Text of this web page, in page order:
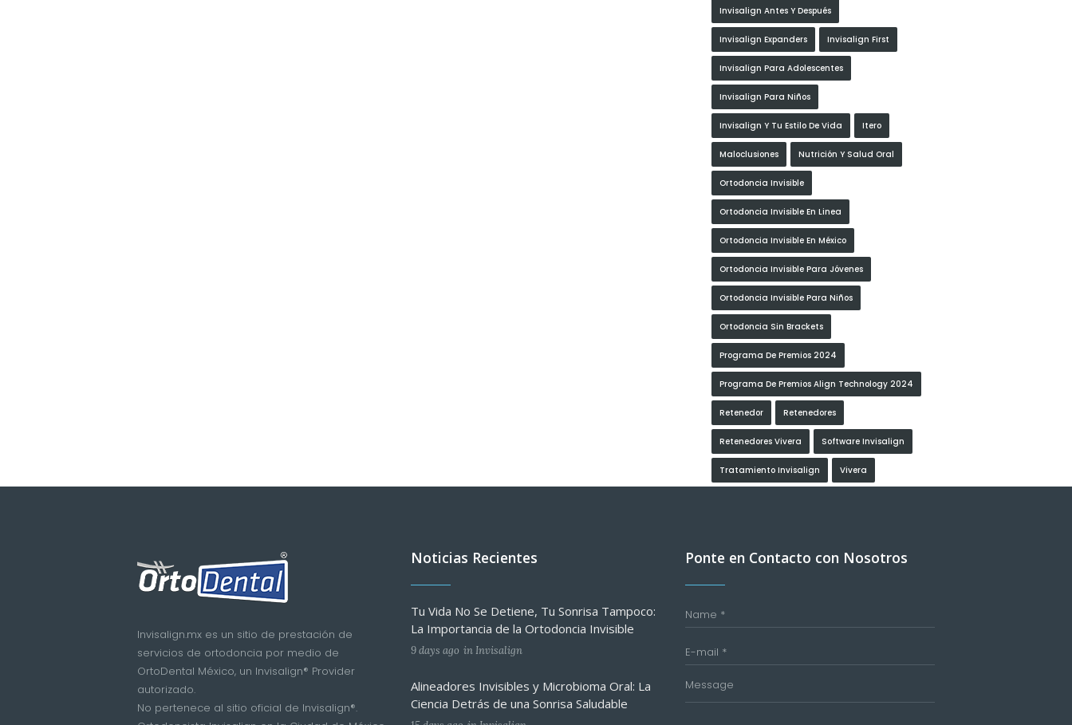
Invisalign Antes Y Después
Invisalign Expanders Invisalign First
Invisalign Para Adolescentes
Invisalign Para Niños
Invisalign Y Tu Estilo De Vida Itero
Maloclusiones Nutrición Y Salud Oral
Ortodoncia Invisible
Ortodoncia Invisible En Linea
Ortodoncia Invisible En México
Ortodoncia Invisible Para Jóvenes
Ortodoncia Invisible Para Niños
Ortodoncia Sin Brackets
Programa De Premios 2024
Programa De Premios Align Technology 2024
Retenedor Retenedores
Retenedores Vivera Software Invisalign
Tratamiento Invisalign Vivera
Invisalign.mx es un sitio de prestación de
servicios de ortodoncia por medio de
OrtoDental México, un Invisalign® Provider
autorizado.
No pertenece al sitio oficial de Invisalign®.
Noticias Recientes
Tu Vida No Se Detiene, Tu Sonrisa Tampoco:
La Importancia de la Ortodoncia Invisible
9 days ago inInvisalign
Alineadores Invisibles y Microbioma Oral: La
Ciencia Detrás de una Sonrisa Saludable
Ponte en Contacto con Nosotros